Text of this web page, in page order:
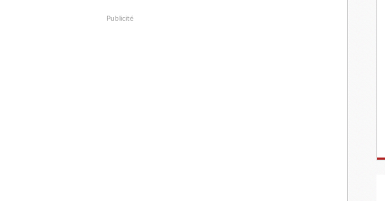
Publicité